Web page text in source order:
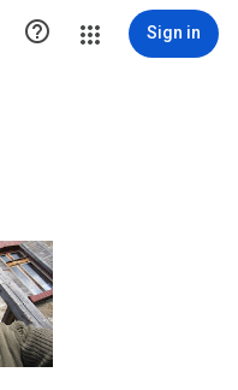
 Sign in